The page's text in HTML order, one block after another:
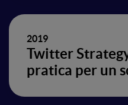
2019
Twitter
pratica per un